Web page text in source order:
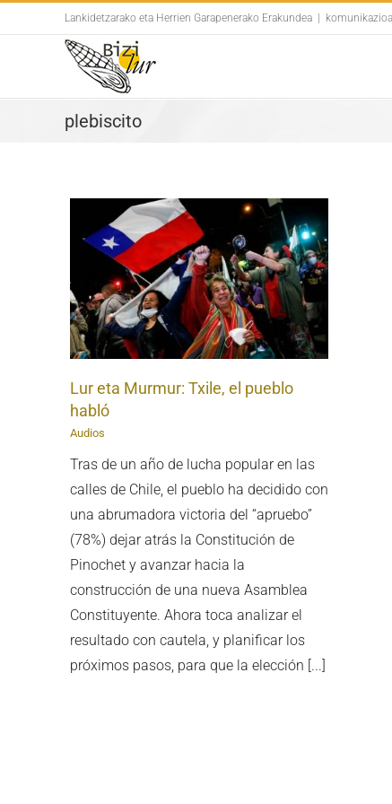
to
Lankidetzarako eta Herrien Garapenerako Erakundea
plebiscito
Lur eta Murmur: Txile, el pueblo
habló
Audios
Tras de un año de lucha popular en las
calles de Chile, el pueblo ha decidido con
una abrumadora victoria del “apruebo”
(78%) dejar atrás la Constitución de
Pinochet y avanzar hacia la
construcción de una nueva Asamblea
Constituyente. Ahora toca analizar el
resultado con cautela, y planificar los
próximos pasos, para que la elección [...]